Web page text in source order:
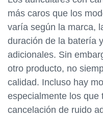
más caros que los
varía según la marca,
duración de la batería
adicionales. Sin
otro producto, no
calidad. Incluso hay
especialmente los que
cancelación de ruido